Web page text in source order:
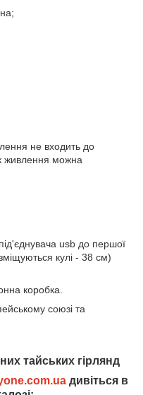
не входить до
живлення можна
usb до першої
кулі - 38 см)
коробка.
союзі та
тайських гірлянд
дивіться в